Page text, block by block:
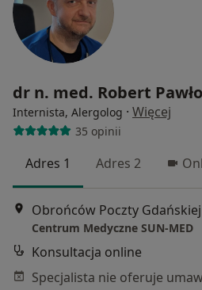
dr n. med. Robert
Internista, Alergolog · Więcej
35 opinii
Adres 1 Adres 2
Obrońców Poczty
Centrum Medyczne SUN-MED
Konsultacja online